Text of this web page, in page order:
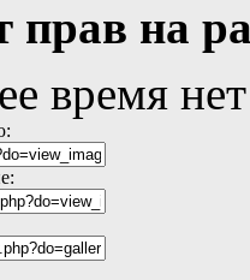
прав на
время